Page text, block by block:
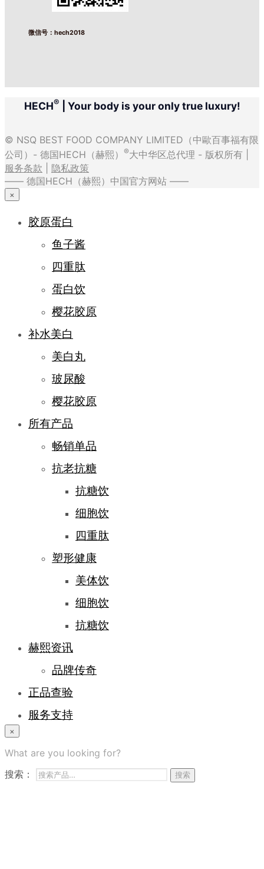
微信号：hech2018
HECH® | Your body is your only true luxury!
© NSQ BEST FOOD COMPANY LIMITED（中歐百事福有限
公司）- 德国HECH（赫熙）
®大中华区总代理 - 版权所有 |
服务条款
隐私政策
—— 德国HECH（赫熙）中国官方网站 ——
×
胶原蛋白
鱼子酱
四重肽
蛋白饮
樱花胶原
补水美白
美白丸
玻尿酸
樱花胶原
所有产品
畅销单品
抗老抗糖
抗糖饮
细胞饮
四重肽
塑形健康
美体饮
细胞饮
抗糖饮
赫熙资讯
品牌传奇
正品查验
服务支持
常见问题
商务合作
×
What are you looking for?
搜索：
搜索